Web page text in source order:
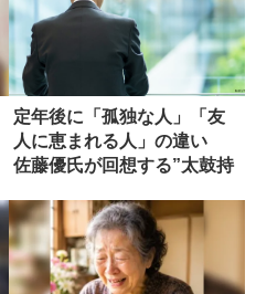
定年後に「孤独な人」「友
人に恵まれる人」の違い
佐藤優氏が回想する”太鼓持